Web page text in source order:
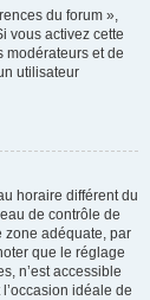
du forum »,
vous activez cette
modérateurs et de
utilisateur
horaire différent du
de contrôle de
zone adéquate, par
que le réglage
n’est accessible
l’occasion idéale de